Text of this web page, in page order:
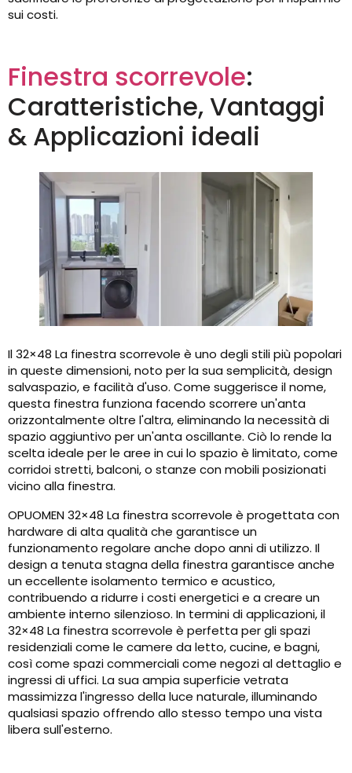
sui costi.
Finestra scorrevole:
Caratteristiche, Vantaggi
& Applicazioni ideali
Il 32×48 La finestra scorrevole è uno degli stili più popolari
in queste dimensioni, noto per la sua semplicità, design
salvaspazio, e facilità d'uso. Come suggerisce il nome,
questa finestra funziona facendo scorrere un'anta
orizzontalmente oltre l'altra, eliminando la necessità di
spazio aggiuntivo per un'anta oscillante. Ciò lo rende la
scelta ideale per le aree in cui lo spazio è limitato, come
corridoi stretti, balconi, o stanze con mobili posizionati
vicino alla finestra.
OPUOMEN 32×48 La finestra scorrevole è progettata con
hardware di alta qualità che garantisce un
funzionamento regolare anche dopo anni di utilizzo. Il
design a tenuta stagna della finestra garantisce anche
un eccellente isolamento termico e acustico,
contribuendo a ridurre i costi energetici e a creare un
ambiente interno silenzioso. In termini di applicazioni, il
32×48 La finestra scorrevole è perfetta per gli spazi
residenziali come le camere da letto, cucine, e bagni,
così come spazi commerciali come negozi al dettaglio e
ingressi di uffici. La sua ampia superficie vetrata
massimizza l'ingresso della luce naturale, illuminando
qualsiasi spazio offrendo allo stesso tempo una vista
libera sull'esterno.